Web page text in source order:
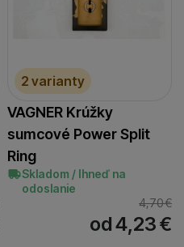
2 varianty
VAGNER Krúžky
sumcové Power Split
Ring
Skladom / Ihneď na
odoslanie
4,70€
od 4,23€